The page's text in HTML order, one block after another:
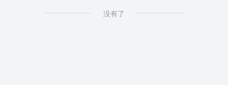
没有了